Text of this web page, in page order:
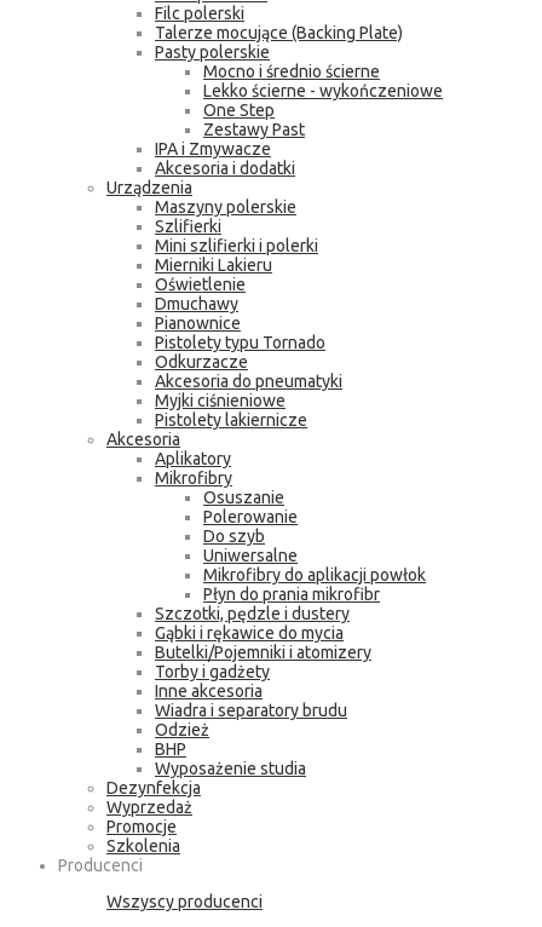
Filc polerski
Talerze mocujące (Backing Plate)
Pasty polerskie
Mocno i średnio ścierne
Lekko ścierne - wykończeniowe
One Step
Zestawy Past
IPA i Zmywacze
Akcesoria i dodatki
Urządzenia
Maszyny polerskie
Szlifierki
Mini szlifierki i polerki
Mierniki Lakieru
Oświetlenie
Dmuchawy
Pianownice
Pistolety typu Tornado
Odkurzacze
Akcesoria do pneumatyki
Myjki ciśnieniowe
Pistolety lakiernicze
Akcesoria
Aplikatory
Mikrofibry
Osuszanie
Polerowanie
Do szyb
Uniwersalne
Mikrofibry do aplikacji powłok
Płyn do prania mikrofibr
Szczotki, pędzle i dustery
Gąbki i rękawice do mycia
Butelki/Pojemniki i atomizery
Torby i gadżety
Inne akcesoria
Wiadra i separatory brudu
Odzież
BHP
Wyposażenie studia
Dezynfekcja
Wyprzedaż
Promocje
Szkolenia
Producenci
Wszyscy producenci